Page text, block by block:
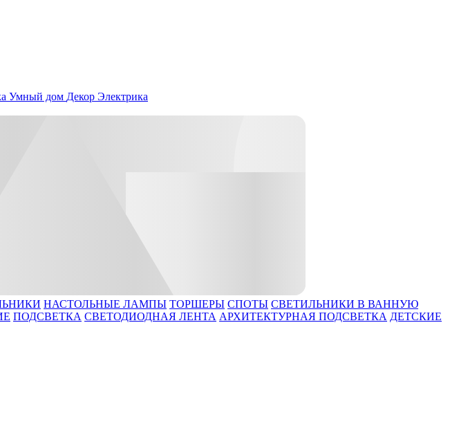
Умный дом Декор Электрика
НАСТОЛЬНЫЕ ЛАМПЫ ТОРШЕРЫ СПОТЫ СВЕТИЛЬНИКИ В ВАННУЮ
ПОДСВЕТКА СВЕТОДИОДНАЯ ЛЕНТА АРХИТЕКТУРНАЯ ПОДСВЕТКА ДЕТСКИЕ